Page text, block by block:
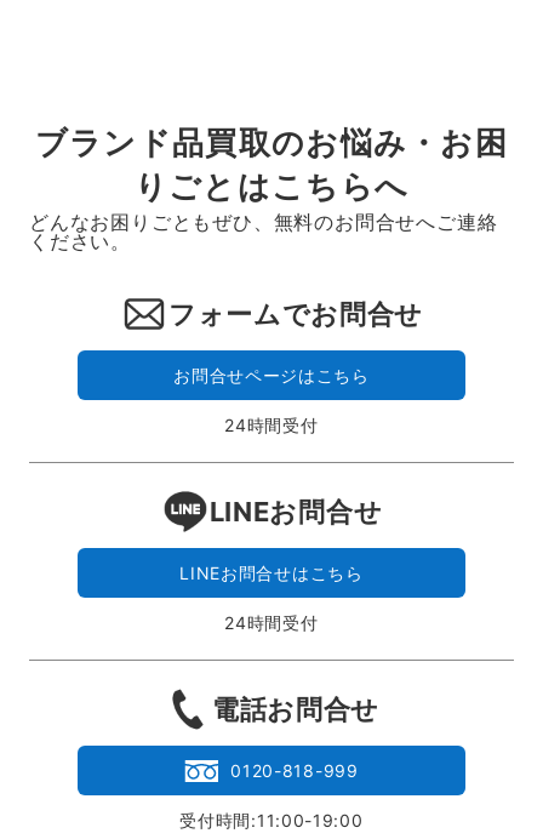
ブランド品買取のお悩み・お困
りごとはこちらへ
どんなお困りごともぜひ、無料のお問合せへご連絡
ください。
フォームでお問合せ
お問合せページはこちら
24時間受付
LINEお問合せ
LINEお問合せはこちら
24時間受付
電話お問合せ
0120-818-999
受付時間:11:00-19:00